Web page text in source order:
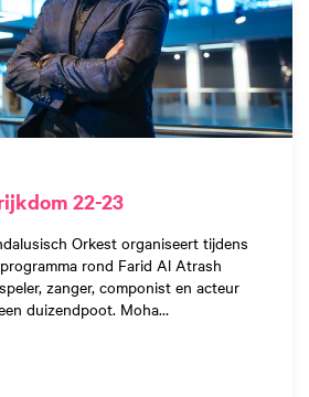
22-23
Orkest organiseert tijdens
rond Farid Al Atrash
zanger, componist en acteur
duizendpoot. Moha…